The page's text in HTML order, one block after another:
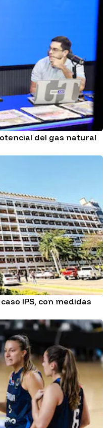
del gas natural
IPS, con medidas